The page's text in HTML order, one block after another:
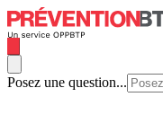
Posez une question...